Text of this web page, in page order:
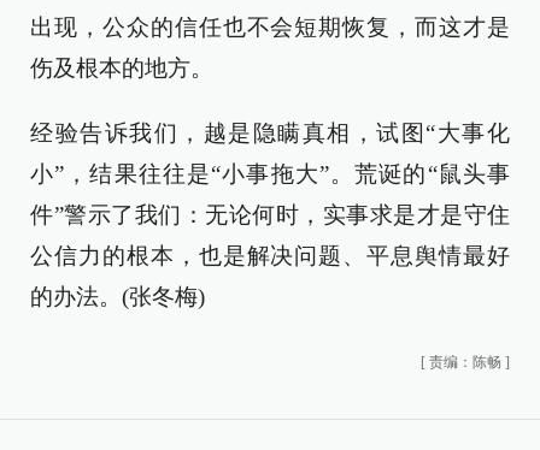
出现，公众的信任也不会短期恢复，而这才是
伤及根本的地方。
经验告诉我们，越是隐瞒真相，试图“大事化
小”，结果往往是“小事拖大”。荒诞的“鼠头事
件”警示了我们：无论何时，实事求是才是守住
公信力的根本，也是解决问题、平息舆情最好
的办法。(张冬梅)
[ 责编：陈畅 ]